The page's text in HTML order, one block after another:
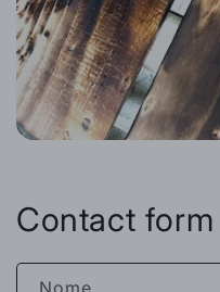
Contact form
Nome